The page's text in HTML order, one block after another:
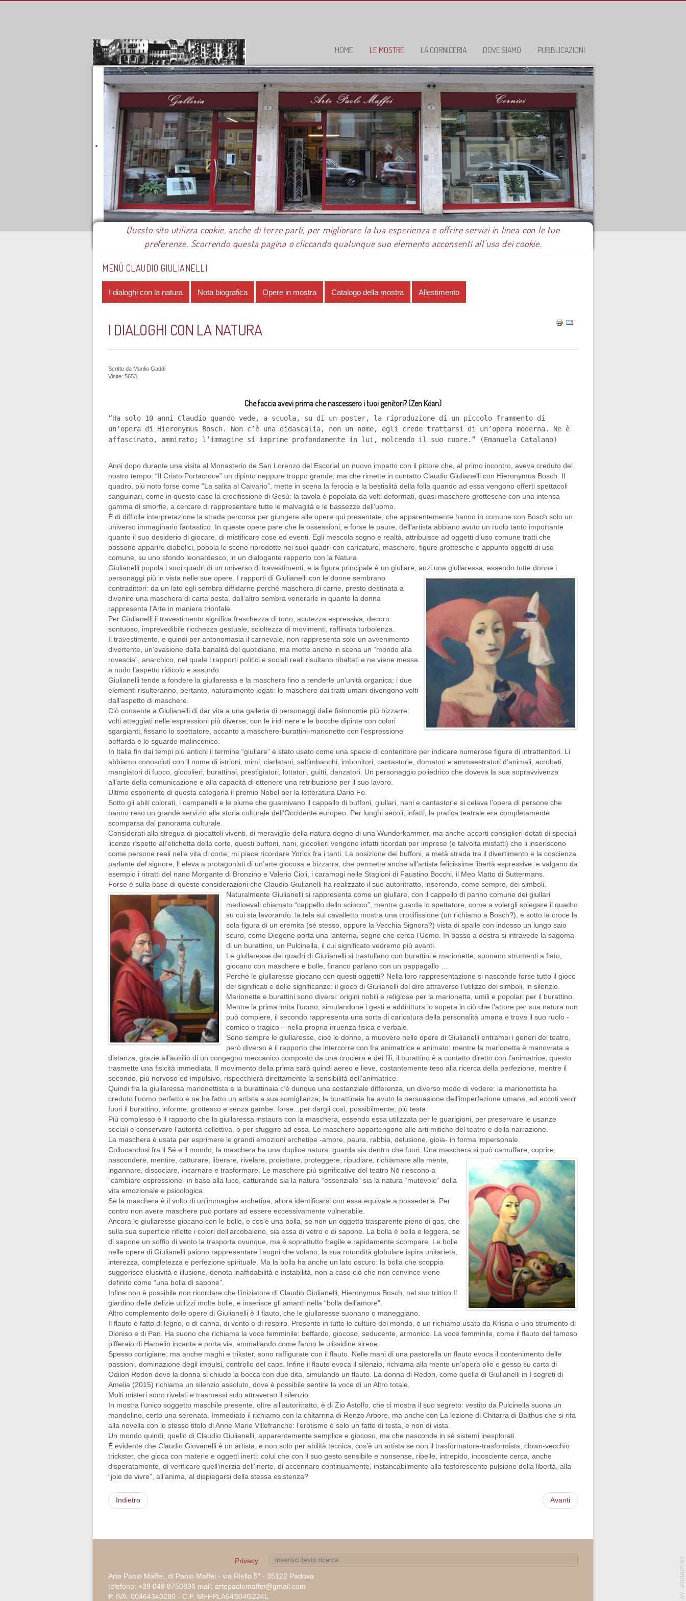
HOME LE MOSTRE LA CORNICERIA DOVE SIAMO PUBBLICAZIONI
Questo sito utilizza cookie, anche di terze parti, per migliorare la tua esperienza e offrire servizi in linea con le tue
preferenze. Scorrendo questa pagina o cliccando qualunque suo elemento acconsenti all’uso dei cookie.
Home Le mostre Mostre 2018 Claudio Giulianelli I dialoghi con la natura
MENÙ CLAUDIO GIULIANELLI
I dialoghi con la natura Nota biografica Opere in mostra Catalogo della mostra Allestimento
I DIALOGHI CON LA NATURA
Scritto da Manlio Gaddi
Visite: 5653
Che faccia avevi prima che nascessero i tuoi genitori? (Zen Kōan)
“Ha solo 10 anni Claudio quando vede, a scuola, su di un poster, la riproduzione di un piccolo frammento di
un’opera di Hieronymus Bosch. Non c’è una didascalia, non un nome, egli crede trattarsi di un’opera moderna. Ne è
affascinato, ammirato; l’immagine si imprime profondamente in lui, molcendo il suo cuore.” (Emanuela Catalano)
Anni dopo durante una visita al Monasterio de San Lorenzo del Escorial un nuovo impatto con il pittore che, al primo incontro, aveva creduto del
nostro tempo: “Il Cristo Portacroce” un dipinto neppure troppo grande, ma che rimette in contatto Claudio Giulianelli con Hieronymus Bosch. Il
quadro, più noto forse come “La salita al Calvario”, mette in scena la ferocia e la bestialità della folla quando ad essa vengono offerti spettacoli
sanguinari, come in questo caso la crocifissione di Gesù: la tavola è popolata da volti deformati, quasi maschere grottesche con una intensa
gamma di smorfie, a cercare di rappresentare tutte le malvagità e le bassezze dell’uomo.
È di difficile interpretazione la strada percorsa per giungere alle opere qui presentate, che apparentemente hanno in comune con Bosch solo un
universo immaginario fantastico. In queste opere pare che le ossessioni, e forse le paure, dell’artista abbiano avuto un ruolo tanto importante
quanto il suo desiderio di giocare, di mistificare cose ed eventi. Egli mescola sogno e realtà, attribuisce ad oggetti d’uso comune tratti che
possono apparire diabolici, popola le scene riprodotte nei suoi quadri con caricature, maschere, figure grottesche e appunto oggetti di uso
comune, su uno sfondo leonardesco, in un dialogante rapporto con la Natura
Giulianelli popola i suoi quadri di un universo di travestimenti, e la figura principale è un giullare, anzi una giullaressa, essendo tutte donne i
personaggi più in vista nelle sue opere. I rapporti di Giulianelli con le donne sembrano
contradittori: da un lato egli sembra diffidarne perché maschera di carne, presto destinata a
divenire una maschera di carta pesta, dall’altro sembra venerarle in quanto la donna
rappresenta l’Arte in maniera trionfale.
Per Giulianelli il travestimento significa freschezza di tono, acutezza espressiva, decoro
sontuoso, imprevedibile ricchezza gestuale, scioltezza di movimenti, raffinata turbolenza.
Il travestimento, e quindi per antonomasia il carnevale, non rappresenta solo un avvenimento
divertente, un’evasione dalla banalità del quotidiano, ma mette anche in scena un “mondo alla
rovescia”, anarchico, nel quale i rapporti politici e sociali reali risultano ribaltati e ne viene messa
a nudo l’aspetto ridicolo e assurdo.
Giulianelli tende a fondere la giullaressa e la maschera fino a renderle un’unità organica; i due
elementi risulteranno, pertanto, naturalmente legati: le maschere dai tratti umani divengono volti
dall’aspetto di maschere.
Ciò consente a Giulianelli di dar vita a una galleria di personaggi dalle fisionomie più bizzarre:
volti atteggiati nelle espressioni più diverse, con le iridi nere e le bocche dipinte con colori
sgargianti, fissano lo spettatore, accanto a maschere-burattini-marionette con l’espressione
beffarda e lo sguardo malinconico.
In Italia fin dai tempi più antichi il termine “giullare” è stato usato come una specie di contenitore per indicare numerose figure di intrattenitori. Li
abbiamo conosciuti con il nome di istrioni, mimi, ciarlatani, saltimbanchi, imbonitori, cantastorie, domatori e ammaestratori d’animali, acrobati,
mangiatori di fuoco, giocolieri, burattinai, prestigiatori, lottatori, guitti, danzatori. Un personaggio poliedrico che doveva la sua sopravvivenza
all’arte della comunicazione e alla capacità di ottenere una retribuzione per il suo lavoro.
Ultimo esponente di questa categoria il premio Nobel per la letteratura Dario Fo.
Sotto gli abiti colorati, i campanelli e le piume che guarnivano il cappello di buffoni, giullari, nani e cantastorie si celava l’opera di persone che
hanno reso un grande servizio alla storia culturale dell’Occidente europeo. Per lunghi secoli, infatti, la pratica teatrale era completamente
scomparsa dal panorama culturale.
Considerati alla stregua di giocattoli viventi, di meraviglie della natura degne di una Wunderkammer, ma anche accorti consiglieri dotati di speciali
licenze rispetto all’etichetta della corte, questi buffoni, nani, giocolieri vengono infatti ricordati per imprese (e talvolta misfatti) che li inseriscono
come persone reali nella vita di corte; mi piace ricordare Yorick fra i tanti. La posizione dei buffoni, a metà strada tra il divertimento e la coscienza
parlante del signore, li eleva a protagonisti di un’arte giocosa e bizzarra, che permette anche all’artista felicissime libertà espressive: e valgano da
esempio i ritratti del nano Morgante di Bronzino e Valerio Cioli, i caramogi nelle Stagioni di Faustino Bocchi, il Meo Matto di Suttermans.
Forse è sulla base di queste considerazioni che Claudio Giulianelli ha realizzato il suo autoritratto, inserendo, come sempre, dei simboli.
Naturalmente Giulianelli si rappresenta come un giullare, con il cappello di panno comune dei giullari
medioevali chiamato “cappello dello sciocco”, mentre guarda lo spettatore, come a volergli spiegare il quadro
su cui sta lavorando: la tela sul cavalletto mostra una crocifissione (un richiamo a Bosch?), e sotto la croce la
sola figura di un eremita (sé stesso, oppure la Vecchia Signora?) vista di spalle con indosso un lungo saio
scuro, come Diogene porta una lanterna, segno che cerca l’Uomo. In basso a destra si intravede la sagoma
di un burattino, un Pulcinella, il cui significato vedremo più avanti.
Le giullaresse dei quadri di Giulianelli si trastullano con burattini e marionette, suonano strumenti a fiato,
giocano con maschere e bolle, financo parlano con un pappagallo …
Perché le giullaresse giocano con questi oggetti? Nella loro rappresentazione si nasconde forse tutto il gioco
dei significati e delle significanze: il gioco di Giulianelli del dire attraverso l’utilizzo dei simboli, in silenzio.
Marionette e burattini sono diversi: origini nobili e religiose per la marionetta, umili e popolari per il burattino.
Mentre la prima imita l’uomo, simulandone i gesti e addirittura lo supera in ciò che l’attore per sua natura non
può compiere, il secondo rappresenta una sorta di caricatura della personalità umana e trova il suo ruolo -
comico o tragico – nella propria irruenza fisica e verbale.
Sono sempre le giullaresse, cioè le donne, a muovere nelle opere di Giulianelli entrambi i generi del teatro,
però diverso è il rapporto che intercorre con fra animatrice e animato: mentre la marionetta è manovrata a
distanza, grazie all’ausilio di un congegno meccanico composto da una crociera e dei fili, il burattino è a contatto diretto con l’animatrice, questo
trasmette una fisicità immediata. Il movimento della prima sarà quindi aereo e lieve, costantemente teso alla ricerca della perfezione, mentre il
secondo, più nervoso ed impulsivo, rispecchierà direttamente la sensibilità dell’animatrice.
Quindi fra la giullaressa marionettista e la burattinaia c’è dunque una sostanziale differenza, un diverso modo di vedere: la marionettista ha
creduto l’uomo perfetto e ne ha fatto un artista a sua somiglianza; la burattinaia ha avuto la persuasione dell’imperfezione umana, ed eccoti venir
fuori il burattino, informe, grottesco e senza gambe: forse...per dargli così, possibilmente, più testa.
Più complesso è il rapporto che la giullaressa instaura con la maschera, essendo essa utilizzata per le guarigioni, per preservare le usanze
sociali e conservare l’autorità collettiva, o per sfuggire ad essa. Le maschere appartengono alle arti mitiche del teatro e della narrazione.
La maschera è usata per esprimere le grandi emozioni archetipe -amore, paura, rabbia, delusione, gioia- in forma impersonale.
Collocandosi fra il Sé e il mondo, la maschera ha una duplice natura: guarda sia dentro che fuori. Una maschera si può camuffare, coprire,
nascondere, mentire, catturare, liberare, rivelare, proiettare, proteggere, ripudiare, richiamare alla mente,
ingannare, dissociare, incarnare e trasformare. Le maschere più significative del teatro Nō riescono a
“cambiare espressione” in base alla luce, catturando sia la natura “essenziale” sia la natura “mutevole” della
vita emozionale e psicologica.
Se la maschera è il volto di un’immagine archetipa, allora identificarsi con essa equivale a possederla. Per
contro non avere maschere può portare ad essere eccessivamente vulnerabile.
Ancora le giullaresse giocano con le bolle, e cos’è una bolla, se non un oggetto trasparente pieno di gas, che
sulla sua superficie riflette i colori dell’arcobaleno, sia essa di vetro o di sapone. La bolla è bella e leggera, se
di sapone un soffio di vento la trasporta ovunque, ma è soprattutto fragile e rapidamente scompare. Le bolle
nelle opere di Giulianelli paiono rappresentare i sogni che volano, la sua rotondità globulare ispira unitarietà,
interezza, completezza e perfezione spirituale. Ma la bolla ha anche un lato oscuro: la bolla che scoppia
suggerisce elusività e illusione, denota inaffidabilità e instabilità, non a caso ciò che non convince viene
definito come “una bolla di sapone”.
Infine non è possibile non ricordare che l’iniziatore di Claudio Giulianelli, Hieronymus Bosch, nel suo trittico Il
giardino delle delizie utilizzi molte bolle, e inserisce gli amanti nella “bolla dell’amore”.
Altro complemento delle opere di Giulianelli è il flauto, che le giullaresse suonano o maneggiano.
Il flauto è fatto di legno, o di canna, di vento e di respiro. Presente in tutte le culture del mondo, è un richiamo usato da Krisna e uno strumento di
Dioniso e di Pan. Ha suono che richiama la voce femminile: beffardo, giocoso, seducente, armonico. La voce femminile, come il flauto del famoso
pifferaio di Hamelin incanta e porta via, ammaliando come fanno le ulissidine sirene.
Spesso cortigiane, ma anche maghi e trikster, sono raffigurate con il flauto. Nelle mani di una pastorella un flauto evoca il contenimento delle
passioni, dominazione degli impulsi, controllo del caos. Infine il flauto evoca il silenzio, richiama alla mente un’opera olio e gesso su carta di
Odilon Redon dove la donna si chiude la bocca con due dita, simulando un flauto. La donna di Redon, come quella di Giulianelli in I segreti di
Amelia (2015) richiama un silenzio assoluto, dove è possibile sentire la voce di un Altro totale.
Molti misteri sono rivelati e trasmessi solo attraverso il silenzio.
In mostra l’unico soggetto maschile presente, oltre all’autoritratto, è di Zio Astolfo, che ci mostra il suo segreto: vestito da Pulcinella suona un
mandolino, certo una serenata. Immediato il richiamo con la chitarrina di Renzo Arbore, ma anche con La lezione di Chitarra di Balthus che si rifa
alla novella con lo stesso titolo di Anne Marie Villefranche: l’erotismo è solo un fatto di testa, e non di vista.
Un mondo quindi, quello di Claudio Giulianelli, apparentemente semplice e giocoso, ma che nasconde in sé sistemi inesplorati.
È evidente che Claudio Giovanelli è un artista, e non solo per abilità tecnica, cos’è un artista se non il trasformatore-trasformista, clown-vecchio
trickster, che gioca con materie e oggetti inerti: colui che con il suo gesto sensibile e nonsense, ribelle, intrepido, incosciente cerca, anche
disperatamente, di verificare quell’inerzia dell’inerte, di accennare continuamente, instancabilmente alla fosforescente pulsione della libertà, alla
“joie de vivre”, all’anima, al dispiegarsi della stessa esistenza?
Indietro Avanti
Privacy
Arte Paolo Maffei, di Paolo Maffei - via Riello 5" - 35122 Padova
telefono: +39 049 8750896 mail: artepaolomaffei@gmail.com
P. IVA: 00464340280 - C.F. MFFPLA54S04G224L